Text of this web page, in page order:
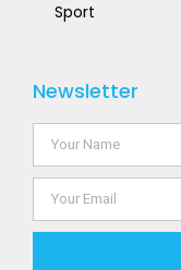
Sport
Newsletter